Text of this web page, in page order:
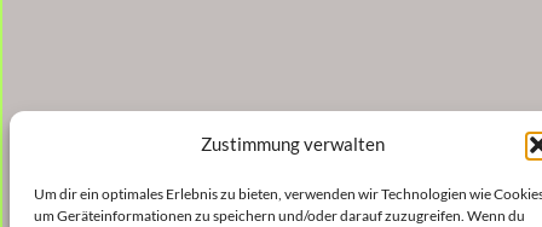
Zustimmung verwalten
Um dir ein optimales Erlebnis zu bieten, verwenden wir Technologien wie
um Geräteinformationen zu speichern und/oder darauf zuzugreifen. Wenn du